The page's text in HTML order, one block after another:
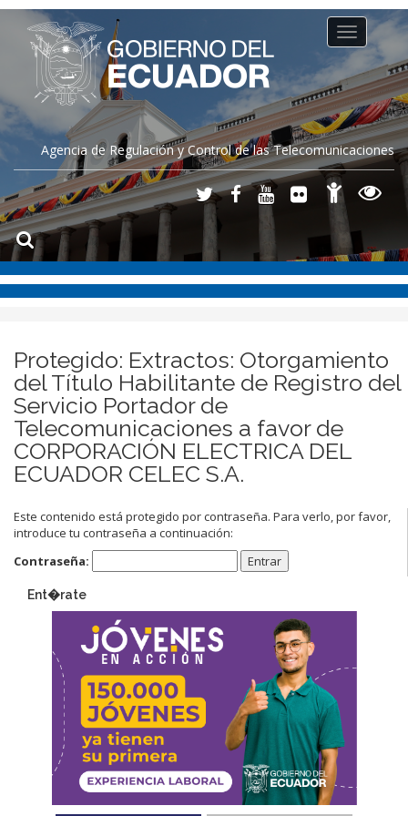
Agencia de Regulación y Control de las Telecomunicaciones
Toggle
navigation
Protegido: Extractos: Otorgamiento
del Título Habilitante de Registro del
Servicio Portador de
Telecomunicaciones a favor de
CORPORACIÓN ELECTRICA DEL
ECUADOR CELEC S.A.
Este contenido está protegido por contraseña. Para verlo, por favor,
introduce tu contraseña a continuación:
Contraseña:
Ent�rate